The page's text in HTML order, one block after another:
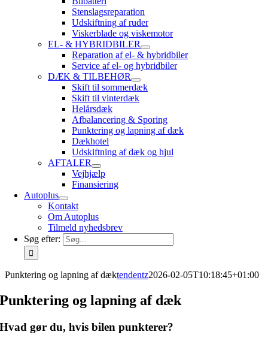
Stenslagsreparation
Udskiftning af ruder
Viskerblade og viskemotor
EL- & HYBRIDBILER
Reparation af el- & hybridbiler
Service af el- og hybridbiler
DÆK & TILBEHØR
Skift til sommerdæk
Skift til vinterdæk
Helårsdæk
Afbalancering & Sporing
Punktering og lapning af dæk
Dækhotel
Udskiftning af dæk og hjul
AFTALER
Vejhjælp
Finansiering
Autoplus
Kontakt
Om Autoplus
Tilmeld nyhedsbrev
Søg efter:
Punktering og lapning af dæktendentz2026-02-05T10:18:45+01:00
Punktering og lapning af dæk
Hvad gør du, hvis bilen punkterer?